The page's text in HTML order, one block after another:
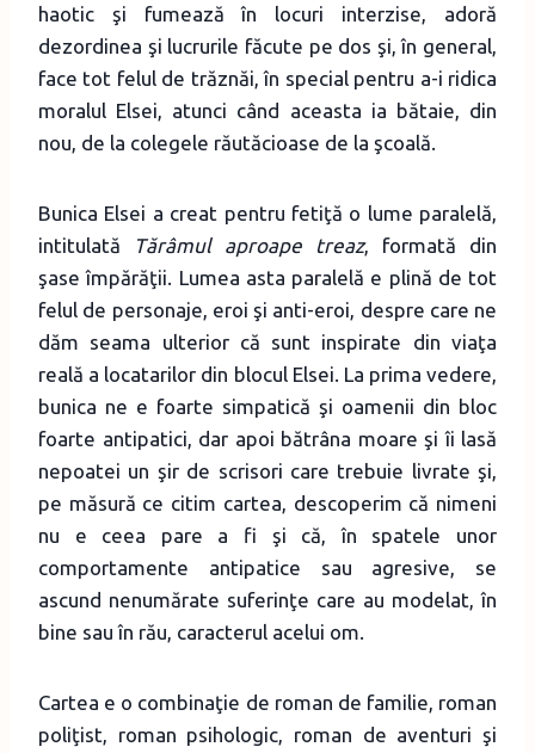
haotic şi fumează în locuri interzise, adoră
dezordinea şi lucrurile făcute pe dos şi, în general,
face tot felul de trăznăi, în special pentru a-i ridica
moralul Elsei, atunci când aceasta ia bătaie, din
nou, de la colegele răutăcioase de la şcoală.
Bunica Elsei a creat pentru fetiţă o lume paralelă,
intitulată
Tărâmul aproape treaz, formată din
şase împărăţii. Lumea asta paralelă e plină de tot
felul de personaje, eroi şi anti-eroi, despre care ne
dăm seama ulterior că sunt inspirate din viaţa
reală a locatarilor din blocul Elsei. La prima vedere,
bunica ne e foarte simpatică şi oamenii din bloc
foarte antipatici, dar apoi bătrâna moare şi îi lasă
nepoatei un şir de scrisori care trebuie livrate şi,
pe măsură ce citim cartea, descoperim că nimeni
nu e ceea pare a fi şi că, în spatele unor
comportamente antipatice sau agresive, se
ascund nenumărate suferinţe care au modelat, în
bine sau în rău, caracterul acelui om.
Cartea e o combinaţie de roman de familie, roman
poliţist, roman psihologic, roman de aventuri şi